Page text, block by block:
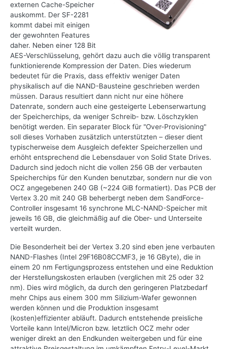
externen Cache-Speicher
auskommt. Der SF-2281
kommt dabei mit einigen
der gewohnten Features
daher. Neben einer 128 Bit
AES-Verschlüsselung, gehört dazu auch die völlig transparent
funktionierende Kompression der Daten. Dies wiederum
bedeutet für die Praxis, dass effektiv weniger Daten
physikalisch auf die NAND-Bausteine geschrieben werden
müssen. Daraus resultiert dann nicht nur eine höhere
Datenrate, sondern auch eine gesteigerte Lebenserwartung
der Speicherchips, da weniger Schreib- bzw. Löschzyklen
benötigt werden. Ein separater Block für "Over-Provisioning"
soll dieses Vorhaben zusätzlich unterstützten – dieser dient
typischerweise dem Ausgleich defekter Speicherzellen und
erhöht entsprechend die Lebensdauer von Solid State Drives.
Dadurch sind jedoch nicht die vollen 256 GB der verbauten
Speicherchips für den Kunden benutzbar, sondern nur die von
OCZ angegebenen 240 GB (~224 GiB formatiert). Das PCB der
Vertex 3.20 mit 240 GB beherbergt neben dem SandForce-
Controller insgesamt 16 synchrone MLC-NAND-Speicher mit
jeweils 16 GB, die gleichmäßig auf die Ober- und Unterseite
verteilt wurden.
Die Besonderheit bei der Vertex 3.20 sind eben jene verbauten
NAND-Flashes (Intel 29F16B08CCMF3, je 16 GByte), die in
einem 20 nm Fertigungsprozess entstehen und eine Reduktion
der Herstellungskosten erlauben (verglichen mit 25 oder 32
nm). Dies wird möglich, da durch den geringeren Platzbedarf
mehr Chips aus einem 300 mm Silizium-Wafer gewonnen
werden können und die Produktion insgesamt
(kosten)effizienter abläuft. Dadurch entstehende preisliche
Vorteile kann Intel/Micron bzw. letztlich OCZ mehr oder
weniger direkt an den Endkunden weitergeben und für eine